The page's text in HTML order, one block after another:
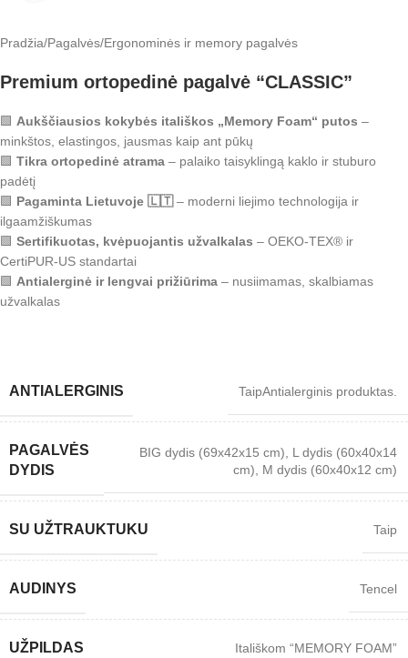
Pradžia/Pagalvės/Ergonominės ir memory pagalvės
Premium ortopedinė pagalvė “CLASSIC”
🟩 Aukščiausios kokybės itališkos „Memory Foam“ putos –
minkštos, elastingos, jausmas kaip ant pūkų
🟩 Tikra ortopedinė atrama – palaiko taisyklingą kaklo ir stuburo
padėtį
🟩 Pagaminta Lietuvoje 🇱🇹– moderni liejimo technologija ir
ilgaamžiškumas
🟩 Sertifikuotas, kvėpuojantis užvalkalas – OEKO-TEX® ir
CertiPUR-US standartai
🟩 Antialerginė ir lengvai prižiūrima – nusiimamas, skalbiamas
užvalkalas
ANTIALERGINIS TaipAntialerginis produktas.
PAGALVĖS
DYDIS
BIG dydis (69x42x15 cm)
L dydis (60x40x14
cm)
M dydis (60x40x12 cm)
SU UŽTRAUKTUKU Taip
AUDINYS Tencel
UŽPILDAS Itališkom “MEMORY FOAM”